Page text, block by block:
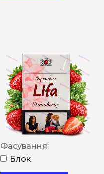
Фасування:
Блок